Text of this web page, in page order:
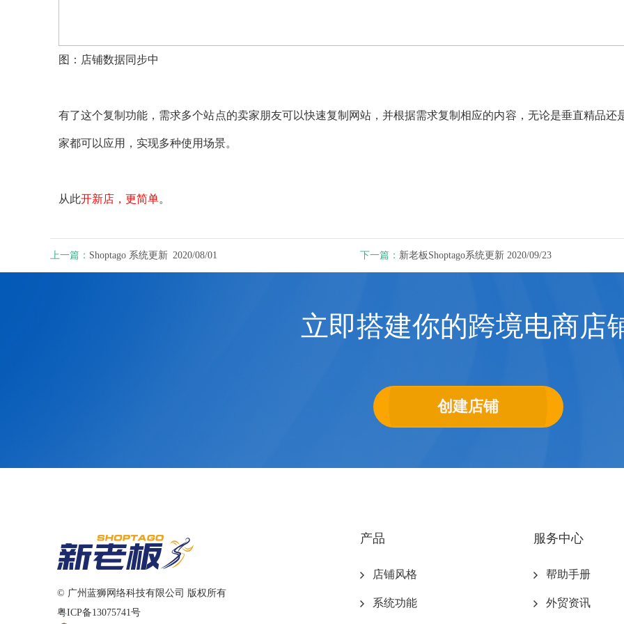
图：店铺数据同步中
有了这个复制功能，需求多个站点的卖家朋友可以快速复制网站，并根据需求复制相应的内容，无论是垂直精品还
家都可以应用，实现多种使用场景。
从此开新店，更简单。
上一篇： Shoptago 系统更新 2020/08/01 下一篇： 新老板Shoptago系统更新 2020/09/23
立即搭建你的跨境电商店
创建店铺
© 广州蓝狮网络科技有限公司 版权所有
粤ICP备13075741号
产品
店铺风格
系统功能
服务中心
帮助手册
外贸资讯